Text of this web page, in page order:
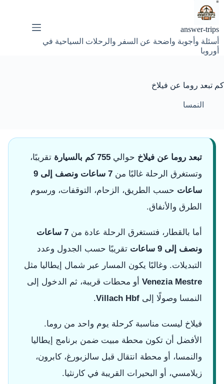
التجاوز
إلى
answer-trips
أسئلة وأجوبة واضحة عن السفر والرحلات السياحية في
أوروبا
كم تبعد روما عن فيلاخ
النمسا
تبعد روما عن فيلاخ حوالي 755 كم بالسيارة
تقريبًا،
وتستغرق الرحلة غالبًا من
7 ساعات ونصف إلى 9
ساعات حسب الطريق، الزحام، التوقفات، ورسوم
الطرق والأنفاق.
أما بالقطار، فتستغرق الرحلة عادة من
7 ساعات
ونصف إلى 9 ساعات
تقريبًا حسب الجدول وعدد
التبديلات. وغالبًا يكون المسار عبر شمال إيطاليا مثل
Venezia Mestre أو محطات قريبة، ثم الدخول إلى
النمسا وصولًا إلى Villach Hbf
.
فيلاخ ليست مناسبة كرحلة يوم واحد من روما.
الأفضل أن تكون محطة مبيت ضمن برنامج إيطاليا
والنمسا، أو محطة انتقال قبل سالزبورغ، كابرون،
زيلامسي، أو البحيرات القريبة في كارنثيا.